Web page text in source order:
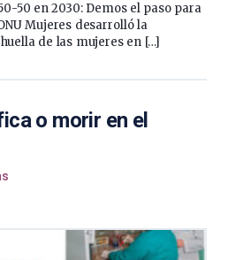
50 en 2030: Demos el paso para
Mujeres desarrolló la
de las mujeres en […]
o morir en el